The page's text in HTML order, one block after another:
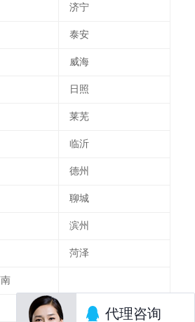
济宁
泰安
威海
日照
莱芜
临沂
德州
聊城
滨州
菏泽
郑州